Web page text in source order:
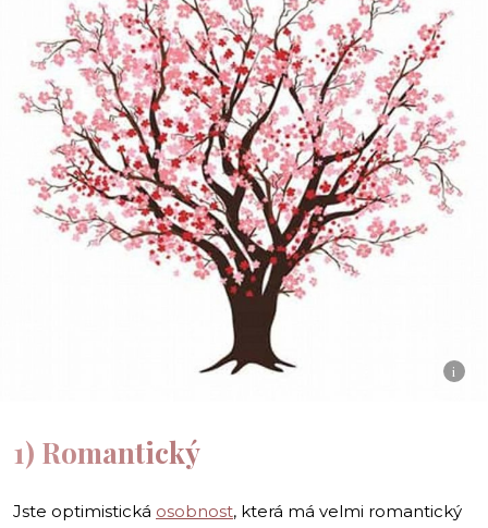
i
1) Romantický
Jste optimistická osobnost, která má velmi romantický